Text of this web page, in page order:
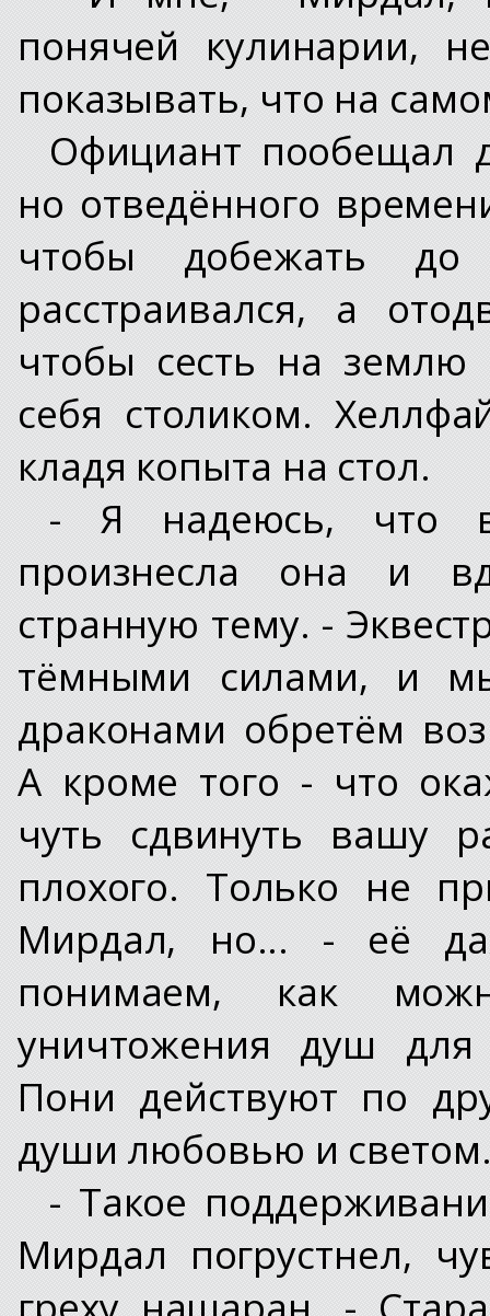
понячей кулинарии,
показывать, что на
Официант пообещал
но отведённого
чтобы добежать
расстраивался, а
чтобы сесть на
себя столиком.
кладя копыта на стол.
- Я надеюсь, что
произнесла она и
странную тему. -
тёмными силами, и
драконами обретём
А кроме того - что
чуть сдвинуть вашу
плохого. Только не
Мирдал, но... - её
понимаем, как
уничтожения душ
Пони действуют по
души любовью и
- Такое
Мирдал погрустнел,